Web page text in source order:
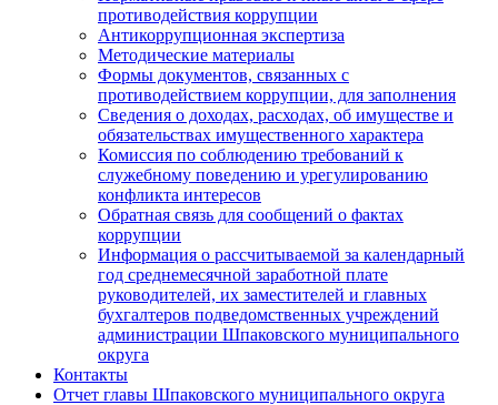
противодействия коррупции
Антикоррупционная экспертиза
Методические материалы
Формы документов, связанных с
противодействием коррупции, для заполнения
Сведения о доходах, расходах, об имуществе и
обязательствах имущественного характера
Комиссия по соблюдению требований к
служебному поведению и урегулированию
конфликта интересов
Обратная связь для сообщений о фактах
коррупции
Информация о рассчитываемой за календарный
год среднемесячной заработной плате
руководителей, их заместителей и главных
бухгалтеров подведомственных учреждений
администрации Шпаковского муниципального
округа
Контакты
Отчет главы Шпаковского муниципального округа